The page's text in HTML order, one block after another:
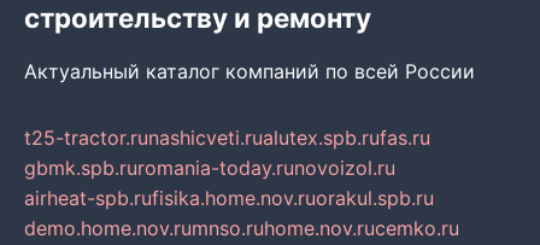
строительству и ремонту
Актуальный каталог компаний по всей России
t25-tractor.runashicveti.rualutex.spb.rufas.ru
gbmk.spb.ruromania-today.runovoizol.ru
airheat-spb.rufisika.home.nov.ruorakul.spb.ru
demo.home.nov.rumnso.ruhome.nov.rucemko.ru